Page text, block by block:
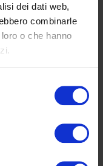
dei dati web,
combinarle
o che hanno